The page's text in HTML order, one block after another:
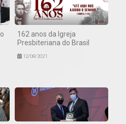
162 anos da Igreja
Presbiteriana do Brasil
12/08/2021